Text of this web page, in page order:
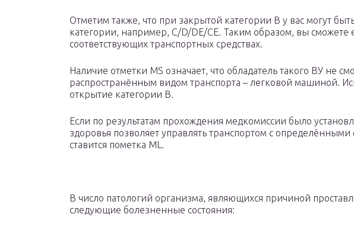
Отметим также, что при закрытой категории В у вас могут
категории, например, С/D/DE/CE. Таким образом, вы сможете
соответствующих транспортных средствах.
Наличие отметки MS означает, что обладатель такого ВУ не
распространённым видом транспорта – легковой машиной.
открытие категории В.
Если по результатам прохождения медкомиссии было
здоровья позволяет управлять транспортом с
ставится пометка ML.
В число патологий организма, являющихся причиной
следующие болезненные состояния: